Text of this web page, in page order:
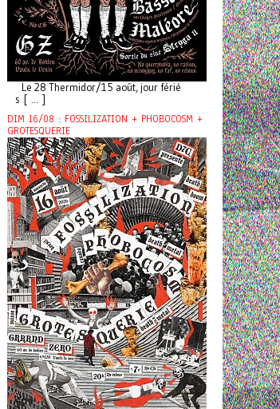
Le 28 Thermidor/15 août, jour férié
s [ ... ]
DIM 16/08 : FOSSILIZATION + PHOBOCOSM +
GROTESQUERIE